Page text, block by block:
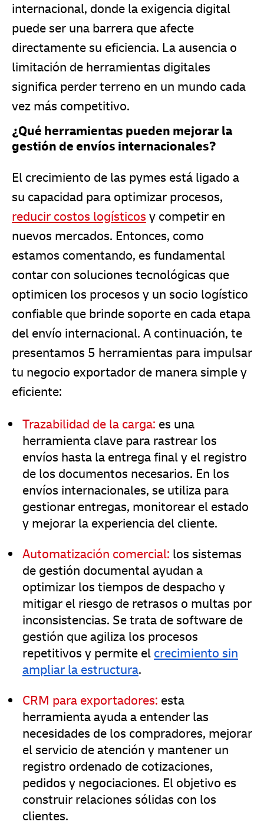
internacional, donde la exigencia digital
puede ser una barrera que afecte
directamente su eficiencia. La ausencia o
limitación de herramientas digitales
significa perder terreno en un mundo cada
vez más competitivo.
¿Qué herramientas pueden mejorar la
gestión de envíos internacionales?
El crecimiento de las pymes está ligado a
su capacidad para optimizar procesos,
reducir costos logísticos y competir en
nuevos mercados. Entonces, como
estamos comentando, es fundamental
contar con soluciones tecnológicas que
optimicen los procesos y un socio logístico
confiable que brinde soporte en cada etapa
del envío internacional. A continuación, te
presentamos 5 herramientas para impulsar
tu negocio exportador de manera simple y
eficiente:
Trazabilidad de la carga: es una
herramienta clave para rastrear los
envíos hasta la entrega final y el registro
de los documentos necesarios. En los
envíos internacionales, se utiliza para
gestionar entregas, monitorear el estado
y mejorar la experiencia del cliente.
Automatización comercial: los sistemas
de gestión documental ayudan a
optimizar los tiempos de despacho y
mitigar el riesgo de retrasos o multas por
inconsistencias. Se trata de software de
gestión que agiliza los procesos
repetitivos y permite el crecimiento sin
ampliar la estructura.
CRM para exportadores: esta
herramienta ayuda a entender las
necesidades de los compradores, mejorar
el servicio de atención y mantener un
registro ordenado de cotizaciones,
pedidos y negociaciones. El objetivo es
construir relaciones sólidas con los
clientes.